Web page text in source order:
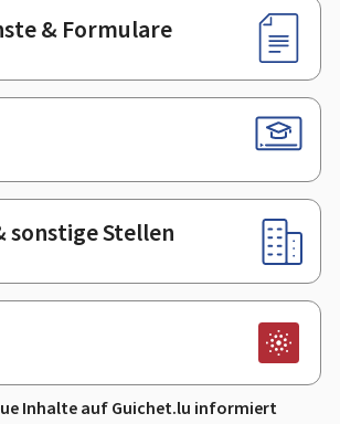
& Formulare
sonstige Stellen
Inhalte auf Guichet.lu informiert